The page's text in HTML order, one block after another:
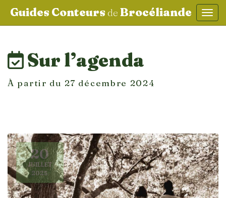
Guides Conteursde Brocéliande
Sur l’agenda
À partir du 27 décembre 2024
20
JUILLET
2025